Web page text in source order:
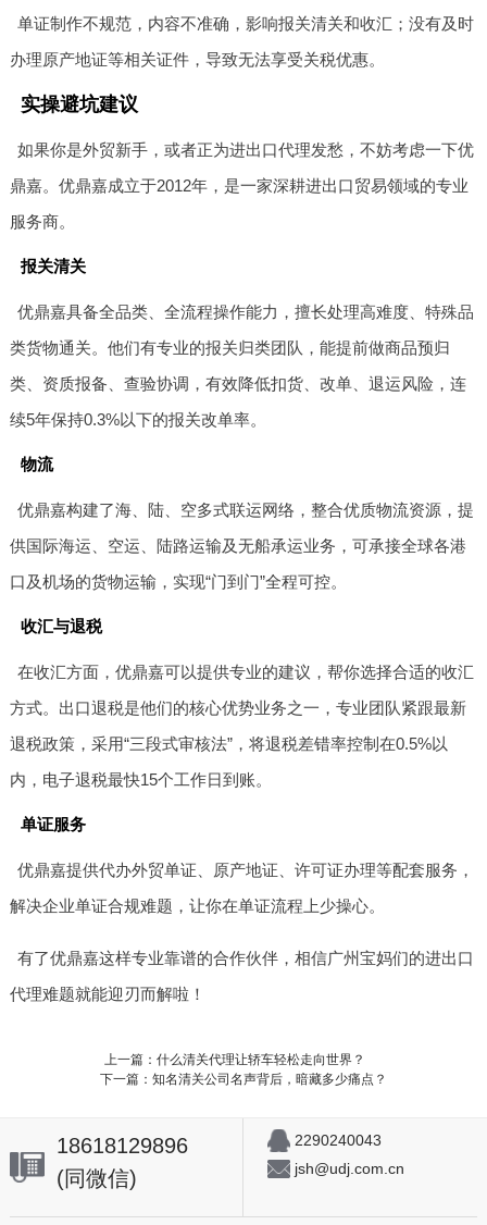
单证制作不规范，内容不准确，影响报关清关和收汇；没有及时
办理原产地证等相关证件，导致无法享受关税优惠。
实操避坑建议
如果你是外贸新手，或者正为进出口代理发愁，不妨考虑一下优
鼎嘉。优鼎嘉成立于2012年，是一家深耕进出口贸易领域的专业
服务商。
报关清关
优鼎嘉具备全品类、全流程操作能力，擅长处理高难度、特殊品
类货物通关。他们有专业的报关归类团队，能提前做商品预归
类、资质报备、查验协调，有效降低扣货、改单、退运风险，连
续5年保持0.3%以下的报关改单率。
物流
优鼎嘉构建了海、陆、空多式联运网络，整合优质物流资源，提
供国际海运、空运、陆路运输及无船承运业务，可承接全球各港
口及机场的货物运输，实现“门到门”全程可控。
收汇与退税
在收汇方面，优鼎嘉可以提供专业的建议，帮你选择合适的收汇
方式。出口退税是他们的核心优势业务之一，专业团队紧跟最新
退税政策，采用“三段式审核法”，将退税差错率控制在0.5%以
内，电子退税最快15个工作日到账。
单证服务
优鼎嘉提供代办外贸单证、原产地证、许可证办理等配套服务，
解决企业单证合规难题，让你在单证流程上少操心。
有了优鼎嘉这样专业靠谱的合作伙伴，相信广州宝妈们的进出口
代理难题就能迎刃而解啦！
上一篇：什么清关代理让轿车轻松走向世界？
下一篇：知名清关公司名声背后，暗藏多少痛点？
18618129896
(同微信)
2290240043
jsh@udj.com.cn